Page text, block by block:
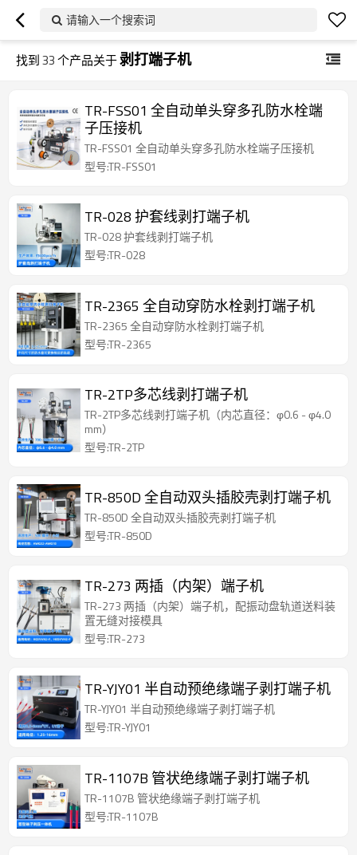
请输入一个搜索词
找到33个产品关于剥打端子机
TR-FSS01 全自动单头穿多孔防水栓端
子压接机
TR-FSS01 全自动单头穿多孔防水栓端子压接机
型号:TR-FSS01
TR-028 护套线剥打端子机
TR-028 护套线剥打端子机
型号:TR-028
TR-2365 全自动穿防水栓剥打端子机
TR-2365 全自动穿防水栓剥打端子机
型号:TR-2365
TR-2TP多芯线剥打端子机
TR-2TP多芯线剥打端子机（内芯直径：φ0.6 - φ4.0
mm）
型号:TR-2TP
TR-850D 全自动双头插胶壳剥打端子机
TR-850D 全自动双头插胶壳剥打端子机
型号:TR-850D
TR-273 两插（内架）端子机
TR-273 两插（内架）端子机，配振动盘轨道送料装
置无缝对接模具
型号:TR-273
TR-YJY01 半自动预绝缘端子剥打端子机
TR-YJY01 半自动预绝缘端子剥打端子机
型号:TR-YJY01
TR-1107B 管状绝缘端子剥打端子机
TR-1107B 管状绝缘端子剥打端子机
型号:TR-1107B